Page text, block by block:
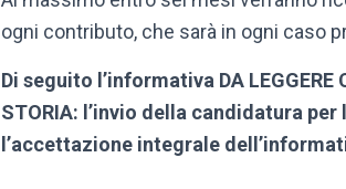
ogni contributo, che sarà in ogni caso
Di seguito l’informativa DA LEGGERE
STORIA: l’invio della candidatura
l’accettazione integrale